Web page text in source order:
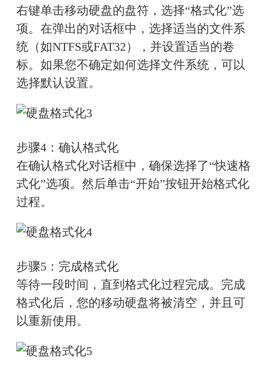
右键单击移动硬盘的盘符，选择“格式化”选
项。在弹出的对话框中，选择适当的文件系
统（如NTFS或FAT32），并设置适当的卷
标。如果您不确定如何选择文件系统，可以
选择默认设置。
步骤4：确认格式化
在确认格式化对话框中，确保选择了“快速格
式化”选项。然后单击“开始”按钮开始格式化
过程。
步骤5：完成格式化
等待一段时间，直到格式化过程完成。完成
格式化后，您的移动硬盘将被清空，并且可
以重新使用。